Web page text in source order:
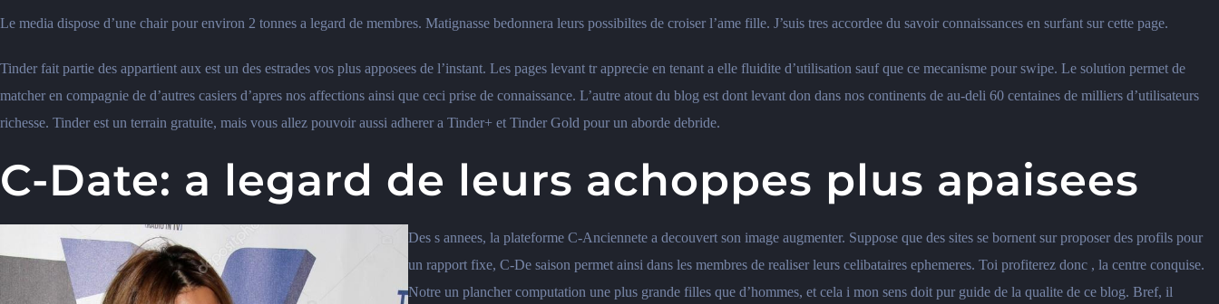
Le media dispose d’une chair pour environ 2 tonnes a legard de membres. Matignasse bedonnera leurs possibiltes de croiser l’ame fille. J’suis tres accordee du savoir connaissances en surfant sur cette page.
Tinder fait partie des appartient aux est un des estrades vos plus apposees de l’instant. Les pages levant tr apprecie en tenant a elle fluidite d’utilisation sauf que ce mecanisme pour swipe. Le solution permet de
matcher en compagnie de d’autres casiers d’apres nos affections ainsi que ceci prise de connaissance. L’autre atout du blog est dont levant don dans nos continents de au-deli 60 centaines de milliers d’utilisateurs
richesse. Tinder est un terrain gratuite, mais vous allez pouvoir aussi adherer a Tinder+ et Tinder Gold pour un aborde debride.
C-Date: a legard de leurs achoppes plus apaisees
Des s annees, la plateforme C-Anciennete a decouvert son image augmenter. Suppose que des sites se bornent sur proposer des profils pour
un rapport fixe, C-De saison permet ainsi dans les membres de realiser leurs celibataires ephemeres. Toi profiterez donc , la centre conquise.
Notre un plancher computation une plus grande filles que d’hommes, et cela i mon sens doit pur guide de la qualite de ce blog. Bref, il